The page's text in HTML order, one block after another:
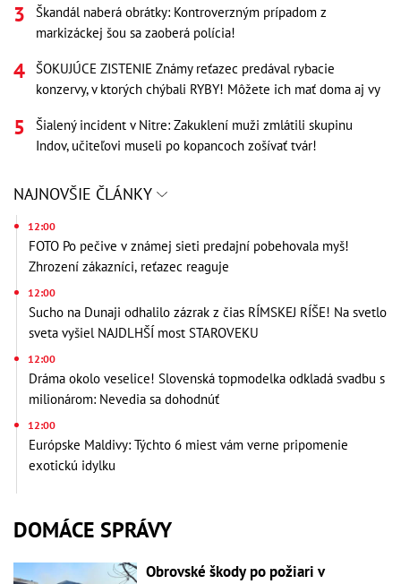
Škandál naberá obrátky: Kontroverzným prípadom z
markizáckej šou sa zaoberá polícia!
ŠOKUJÚCE ZISTENIE Známy reťazec predával rybacie
konzervy, v ktorých chýbali RYBY! Môžete ich mať doma aj vy
Šialený incident v Nitre: Zakuklení muži zmlátili skupinu
Indov, učiteľovi museli po kopancoch zošívať tvár!
NAJNOVŠIE ČLÁNKY
12:00
FOTO Po pečive v známej sieti predajní pobehovala myš!
Zhrození zákazníci, reťazec reaguje
12:00
Sucho na Dunaji odhalilo zázrak z čias RÍMSKEJ RÍŠE! Na svetlo
sveta vyšiel NAJDLHŠÍ most STAROVEKU
12:00
Dráma okolo veselice! Slovenská topmodelka odkladá svadbu s
milionárom: Nevedia sa dohodnúť
12:00
Európske Maldivy: Týchto 6 miest vám verne pripomenie
exotickú idylku
DOMÁCE SPRÁVY
Obrovské škody po požiari v